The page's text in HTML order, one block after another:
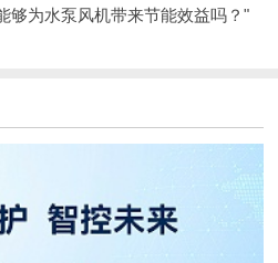
够为水泵风机带来节能效益吗？"